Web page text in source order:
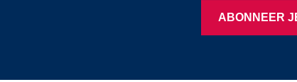
ABONNEER